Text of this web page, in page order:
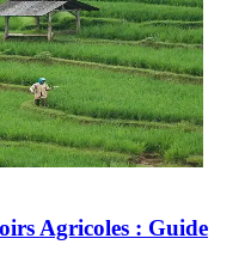
Agricoles : Guide